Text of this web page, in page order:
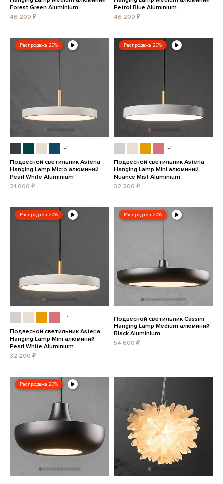
Forest Green Aluminium
46 200 ₽
Petrol Blue Aluminium
46 200 ₽
Распродажа 20%
+1
Подвесной светильник Asteria
Hanging Lamp Micro алюминий
Pearl White Aluminium
21 000 ₽
Распродажа 20%
+1
Подвесной светильник Asteria
Hanging Lamp Mini алюминий
Nuance Mist Aluminium
32 200 ₽
Распродажа 20%
+1
Подвесной светильник Asteria
Hanging Lamp Mini алюминий
Pearl White Aluminium
32 200 ₽
Распродажа 20%
Подвесной светильник Cassini
Hanging Lamp Medium алюминий
Black Aluminium
54 600 ₽
Распродажа 20%